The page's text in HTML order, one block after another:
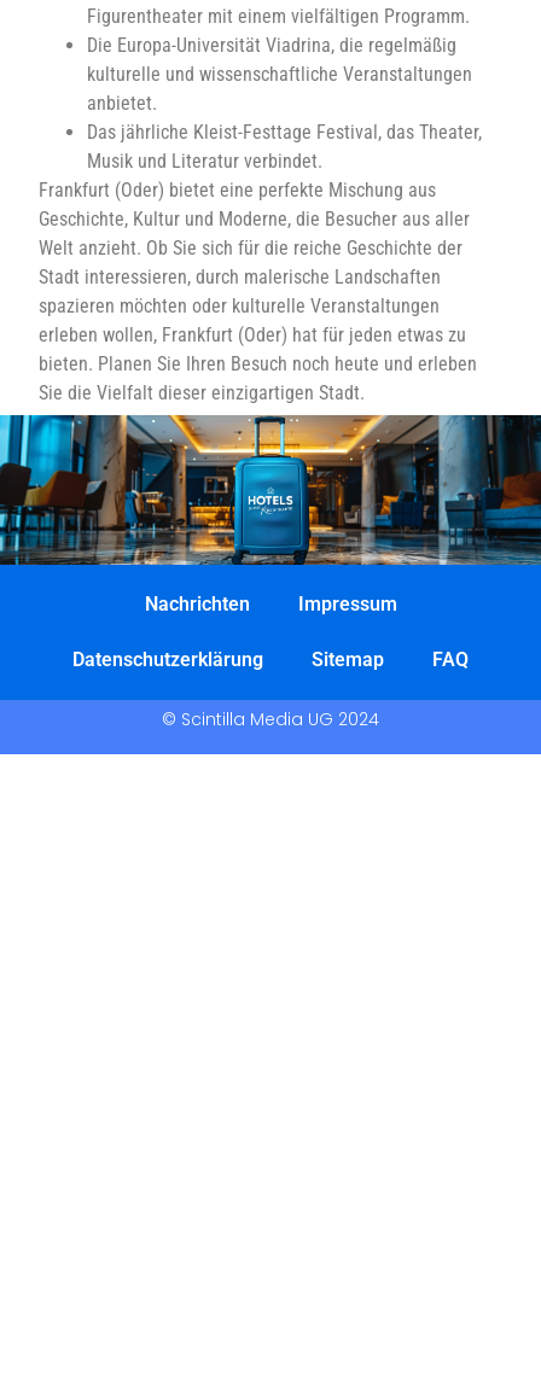
Figurentheater mit einem vielfältigen Programm.
Die Europa-Universität Viadrina, die regelmäßig
kulturelle und wissenschaftliche Veranstaltungen
anbietet.
Das jährliche Kleist-Festtage Festival, das Theater,
Musik und Literatur verbindet.
Frankfurt (Oder) bietet eine perfekte Mischung aus
Geschichte, Kultur und Moderne, die Besucher aus aller
Welt anzieht. Ob Sie sich für die reiche Geschichte der
Stadt interessieren, durch malerische Landschaften
spazieren möchten oder kulturelle Veranstaltungen
erleben wollen, Frankfurt (Oder) hat für jeden etwas zu
bieten. Planen Sie Ihren Besuch noch heute und erleben
Sie die Vielfalt dieser einzigartigen Stadt.
Nachrichten Impressum
Datenschutzerklärung Sitemap FAQ
© Scintilla Media UG 2024